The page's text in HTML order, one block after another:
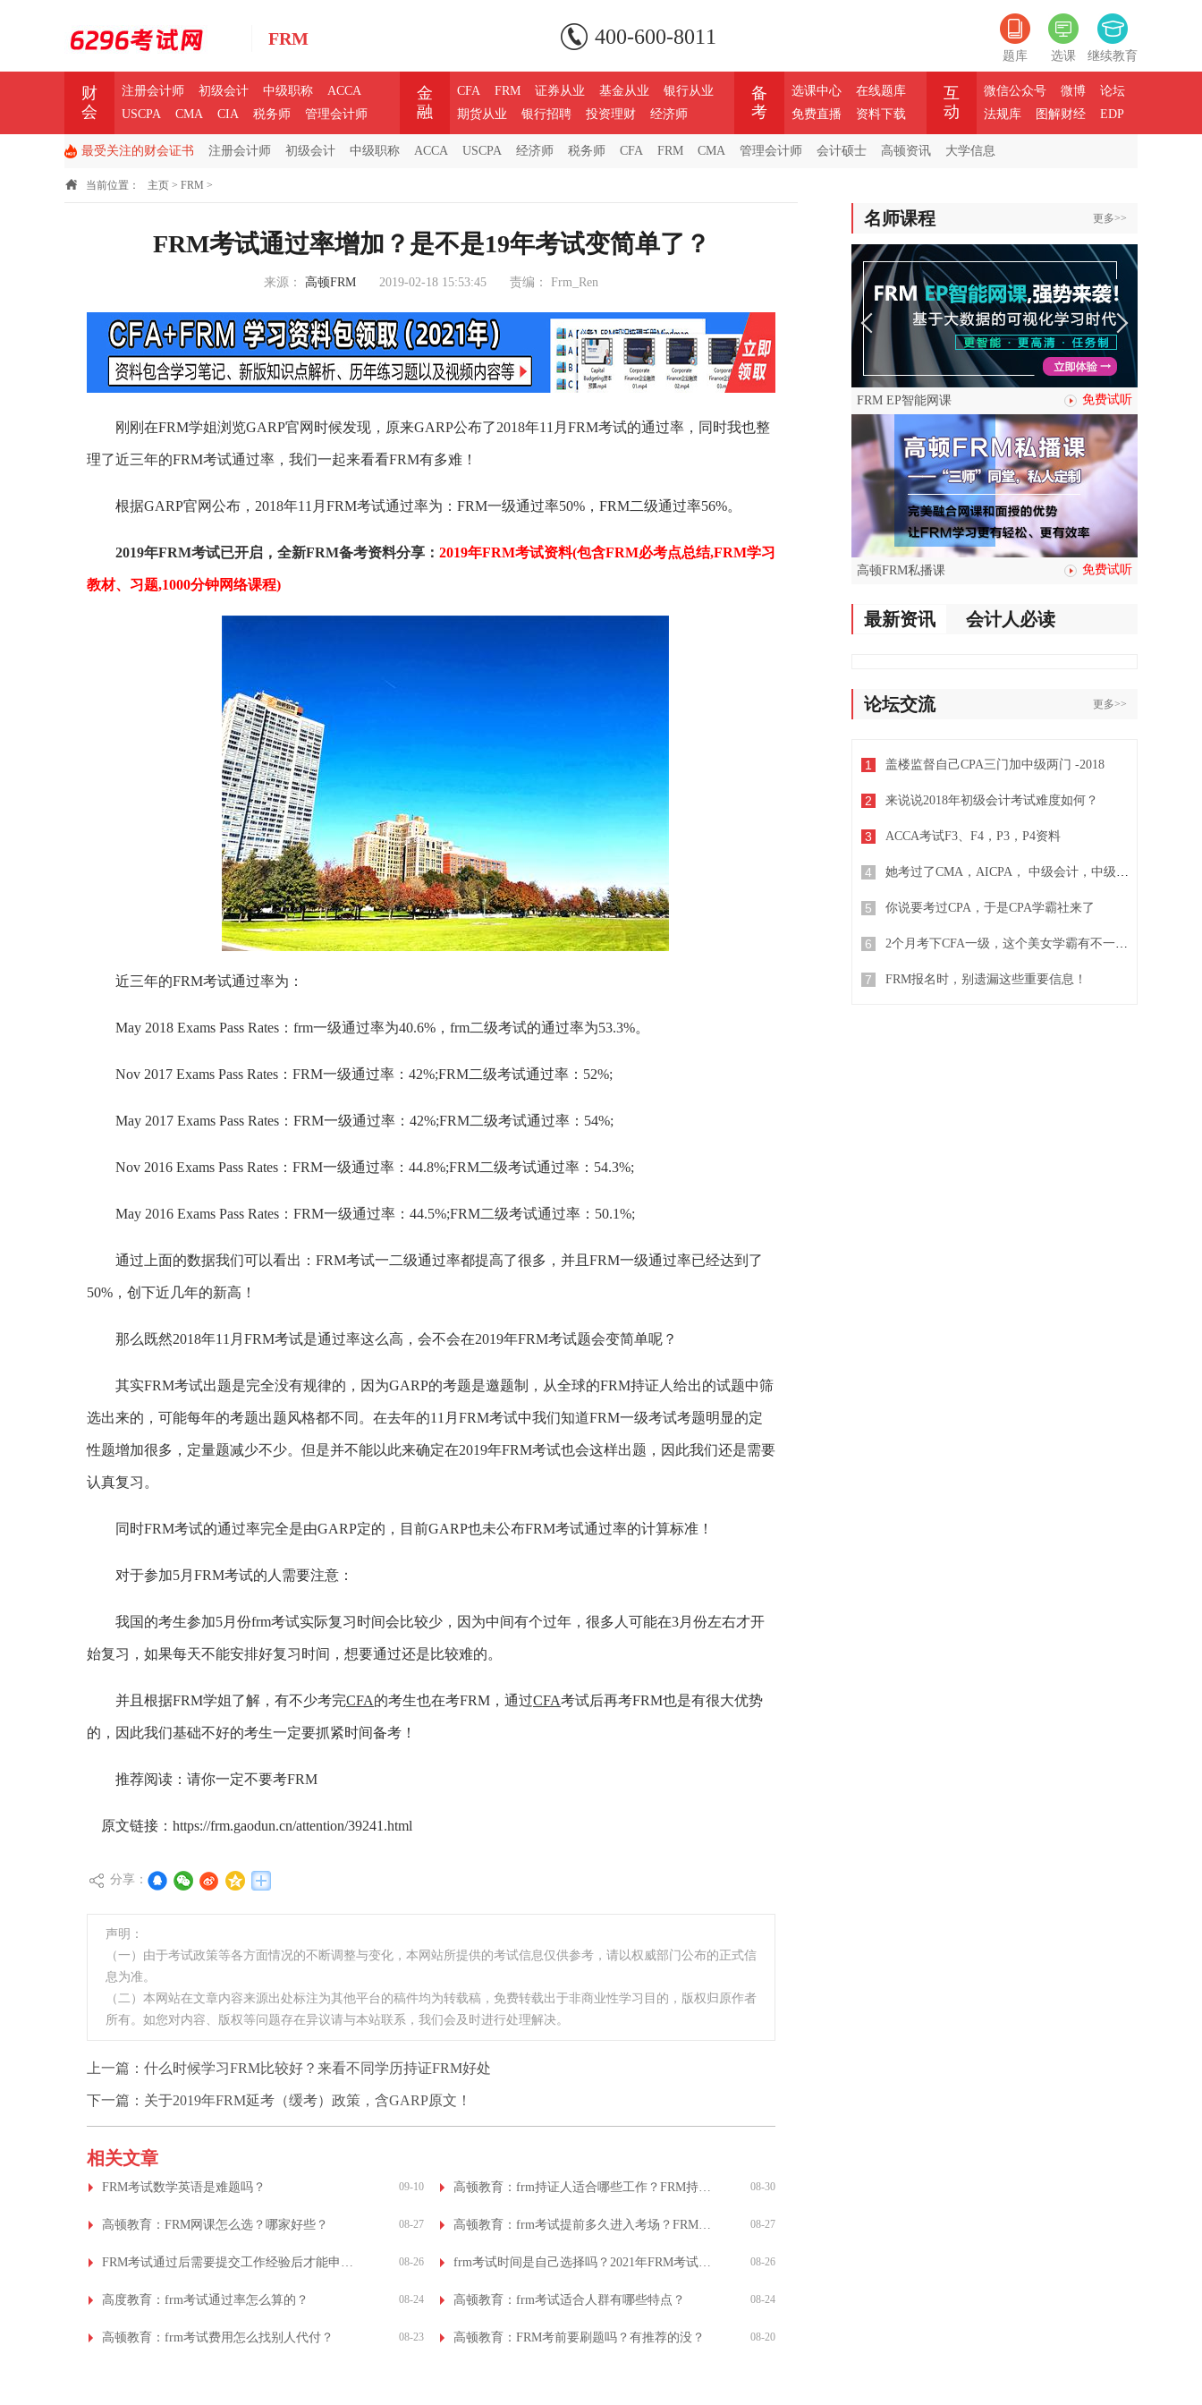
FRM 400-600-8011
题库 选课 继续教育
财
会
注册会计师 初级会计 中级职称
ACCA
USCPA
CMA CIA 税务师 管理会计师
金
融
CFA FRM 证券从业 基金从业
银行从业
期货从业
银行招聘 投资理财 经济师
备
考
选课中心
在线题库
免费直播
资料下载
互
动
微信公众号 微博
论坛
法规库
图解财经 EDP
最受关注的财会证书 注册会计师 初级会计 中级职称 ACCA USCPA 经济师 税务师 CFA FRM CMA 管理会计师 会计硕士 高顿资讯 大学信息
当前位置： 主页 > FRM >
FRM考试通过率增加？是不是19年考试变简单了？
来源： 高顿FRM 2019-02-18 15:53:45 责编： Frm_Ren
刚刚在FRM学姐浏览GARP官网时候发现，原来GARP公布了2018年11月FRM考试的通过率，同时我也整
理了近三年的FRM考试通过率，我们一起来看看FRM有多难！
根据GARP官网公布，2018年11月FRM考试通过率为：FRM一级通过率50%，FRM二级通过率56%。
2019年FRM考试已开启，全新FRM备考资料分享： 2019年FRM考试资料(包含FRM必考点总结,FRM学习
教材、习题,1000分钟网络课程)
近三年的FRM考试通过率为：
May 2018 Exams Pass Rates：frm一级通过率为40.6%，frm二级考试的通过率为53.3%。
Nov 2017 Exams Pass Rates：FRM一级通过率：42%;FRM二级考试通过率：52%;
May 2017 Exams Pass Rates：FRM一级通过率：42%;FRM二级考试通过率：54%;
Nov 2016 Exams Pass Rates：FRM一级通过率：44.8%;FRM二级考试通过率：54.3%;
May 2016 Exams Pass Rates：FRM一级通过率：44.5%;FRM二级考试通过率：50.1%;
通过上面的数据我们可以看出：FRM考试一二级通过率都提高了很多，并且FRM一级通过率已经达到了
50%，创下近几年的新高！
那么既然2018年11月 FRM考试是通过率这么高，会不会在2019年FRM考试题会变简单呢？
其实FRM考试出题是完全没有规律的，因为GARP的考题是邀题制，从全球的FRM持证人给出的试题中筛
选出来的，可能每年的考题出题风格都不同。在去年的11月FRM考试中我们知道FRM一级考试考题明显的定
性题增加很多，定量题减少不少。但是并不能以此来确定在2019年FRM考试也会这样出题，因此我们还是需要
认真复习。
同时FRM考试的通过率完全是由GARP定的，目前GARP也未公布FRM考试通过率的计算标准！
对于参加5月FRM考试的人需要注意：
我国的考生参加5月份frm考试实际复习时间会比较少，因为中间有个过年，很多人可能在3月份左右才开
始复习，如果每天不能安排好复习时间，想要通过还是比较难的。
并且根据FRM学姐了解，有不少考完CFA的考生也在考FRM，通过CFA考试后再考FRM也是有很大优势
的，因此我们基础不好的考生一定要抓紧时间备考！
推荐阅读： 请你一定不要考FRM
原文链接：https://frm.gaodun.cn/attention/39241.html
分享：
声明：
（一）由于考试政策等各方面情况的不断调整与变化，本网站所提供的考试信息仅供参考，请以权威部门公布的正式信
息为准。
（二）本网站在文章内容来源出处标注为其他平台的稿件均为转载稿，免费转载出于非商业性学习目的，版权归原作者
所有。如您对内容、版权等问题存在异议请与本站联系，我们会及时进行处理解决。
上一篇： 什么时候学习FRM比较好？来看不同学历持证FRM好处
下一篇： 关于2019年FRM延考（缓考）政策，含GARP原文！
相关文章
FRM考试数学英语是难题吗？ 09-10 高顿教育：frm持证人适合哪些工作？FRM持证人前景如何？ 08-30
高顿教育：FRM网课怎么选？哪家好些？ 08-27 高顿教育：frm考试提前多久进入考场？FRM考场上有哪些违规行为？ 08-27
FRM考试通过后需要提交工作经验后才能申请证书吗？ 08-26 frm考试时间是自己选择吗？2021年FRM考试时间是哪天？ 08-26
高度教育：frm考试通过率怎么算的？ 08-24 高顿教育：frm考试适合人群有哪些特点？ 08-24
高顿教育：frm考试费用怎么找别人代付？ 08-23 高顿教育：FRM考前要刷题吗？有推荐的没？ 08-20
名师课程 更多>>
FRM EP智能网课 免费试听
高顿FRM私播课 免费试听
最新资讯 会计人必读
论坛交流 更多>>
1 盖楼监督自己CPA三门加中级两门 -2018
2 来说说2018年初级会计考试难度如何？
3 ACCA考试F3、F4，P3，P4资料
4 她考过了CMA，AICPA， 中级会计，中级经济师...
5 你说要考过CPA，于是CPA学霸社来了
6 2个月考下CFA一级，这个美女学霸有不一样的复习方法
7 FRM报名时，别遗漏这些重要信息！